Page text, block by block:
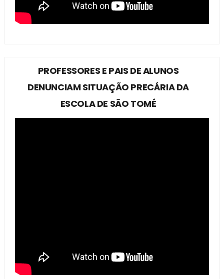
PROFESSORES E PAIS DE ALUNOS
DENUNCIAM SITUAÇÃO PRECÁRIA DA
ESCOLA DE SÃO TOMÉ